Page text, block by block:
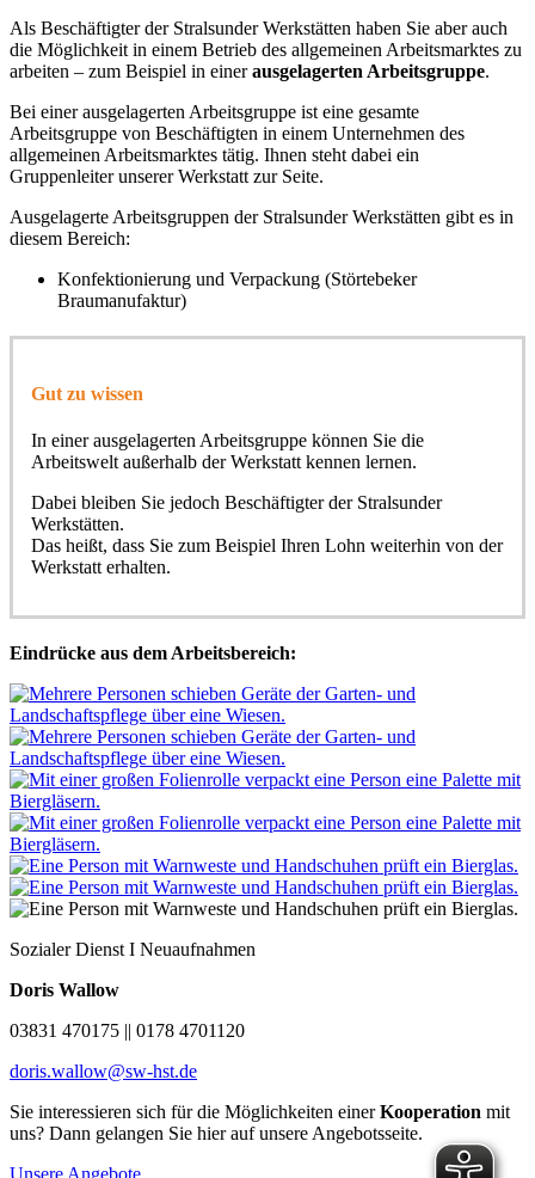
Als Beschäftigter der Stralsunder Werkstätten haben Sie aber auch
die Möglichkeit in einem Betrieb des allgemeinen Arbeitsmarktes zu
arbeiten – zum Beispiel in einerausgelagerten Arbeitsgruppe.
Bei einer ausgelagerten Arbeitsgruppe ist eine gesamte
Arbeitsgruppe von Beschäftigten in einem Unternehmen des
allgemeinen Arbeitsmarktes tätig. Ihnen steht dabei ein
Gruppenleiter unserer Werkstatt zur Seite.
Ausgelagerte Arbeitsgruppen der Stralsunder Werkstätten gibt es in
diesem Bereich:
Konfektionierung und Verpackung (Störtebeker
Braumanufaktur)
Gut zu wissen
In einer ausgelagerten Arbeitsgruppe können Sie die
Arbeitswelt außerhalb der Werkstatt kennen lernen.
Dabei bleiben Sie jedoch Beschäftigter der Stralsunder
Werkstätten.
Das heißt, dass Sie zum Beispiel Ihren Lohn weiterhin von der
Werkstatt erhalten.
Eindrücke aus dem Arbeitsbereich:
Sozialer Dienst I Neuaufnahmen
Doris Wallow
03831 470175 || 0178 4701120
doris.wallow@sw-hst.de
Sie interessieren sich für die Möglichkeiten einerKooperation mit
uns? Dann gelangen Sie hier auf unsere Angebotsseite.
Unsere Angebote